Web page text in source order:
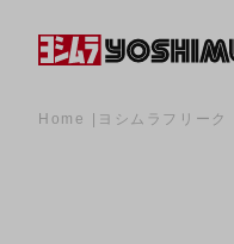
Home ヨシムラフリーク